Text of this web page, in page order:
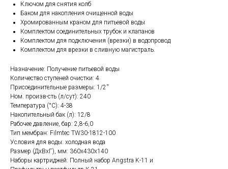
Ключом для снятия колб
Баком для накопления очищенной воды
Хромированным краном для питьевой воды
Комплектом соединительных трубок и клапанов
Комплектом для подключения (врезки) в водопровод
Комплектом для врезки в сливную магистраль.
Назначение: Получение питьевой воды
Количество ступеней очистки: 4
Присоединительные размеры: 1/2''
Ном. произв-сть (л/сут): 240
Температура (°С): 4-38
Накопительный бак (л): 12/8
Рабочее давление, бар: 2,8-6,0
Тип мембран: Filmtec TW30-1812-100
Условия для воды: холодная вода
Размер (ДхВхГ), мм: 360x430x140
Наборы картриджей: Полный набор Angstra K-11 и